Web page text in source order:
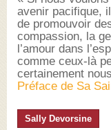
avenir pacifique,
de promouvoir
compassion, la
l’amour dans
comme ceux-là
certainement
Préface de Sa
Sally Devorsine